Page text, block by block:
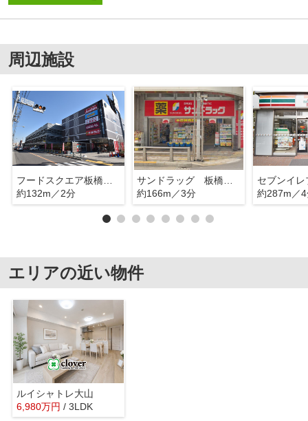
周辺施設
約132m／2分
約166m／3分
約287m／
エリアの近い物件
ルイシャトレ大山
6,980万円 / 3LDK